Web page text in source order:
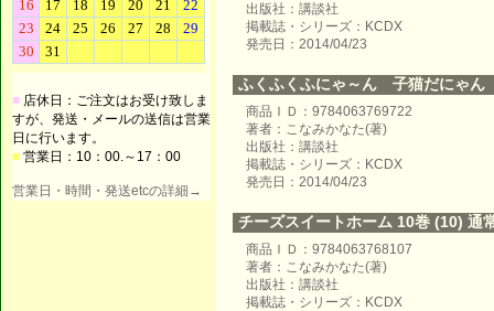
■ 店休日：ご注文はお受け致しま
すが、発送・メールの送信は営業
日に行います。
■ 営業日：10：00.～17：00
営業日・時間・発送etcの詳細→
出版社：講談社
掲載誌・シリーズ：KCDX
発売日：2014/04/23
ふくふくふにゃ～ん 子猫だにゃん
商品ＩＤ：9784063769722
著者：こなみかなた(著)
出版社：講談社
掲載誌・シリーズ：KCDX
発売日：2014/04/23
チーズスイートホーム 10巻 (10) 通
商品ＩＤ：9784063768107
著者：こなみかなた(著)
出版社：講談社
掲載誌・シリーズ：KCDX